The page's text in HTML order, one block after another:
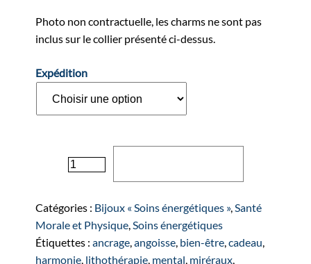
Photo non contractuelle, les charms ne sont pas
inclus sur le collier présenté ci-dessus.
Expédition
de
"TRIPLE
LUNE"
argenté
Catégories : Bijoux « Soins énergétiques », Santé
Morale et Physique Soins énergétiques
Étiquettes :ancrage ,angoisse bien-être ,cadeau
harmonie lithothérapie mental miréraux